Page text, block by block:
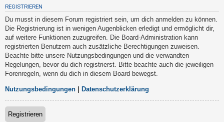
t
r
i
e
r
e
U
REGISTRIEREN
Du musst in diesem Forum registriert sein, um dich anmelden zu können.
Die Registrierung ist in wenigen Augenblicken erledigt und ermöglicht dir,
auf weitere Funktionen zuzugreifen. Die Board-Administration kann
registrierten Benutzern auch zusätzliche Berechtigungen zuweisen.
Beachte bitte unsere Nutzungsbedingungen und die verwandten
Regelungen, bevor du dich registrierst. Bitte beachte auch die jeweiligen
Forenregeln, wenn du dich in diesem Board bewegst.
Nutzungsbedingungen Datenschutzerklärung
Registrieren